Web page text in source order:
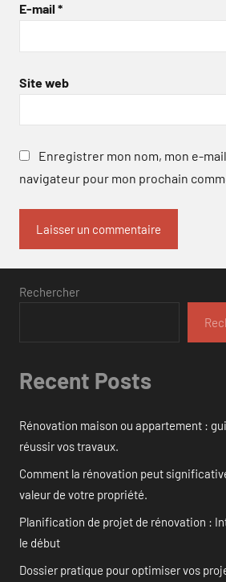
E-mail *
Site web
Enregistrer mon nom, mon e-
navigateur pour mon prochain
Rechercher
Recent Posts
Rénovation maison ou appartement :
réussir vos travaux.
Comment la rénovation peut
valeur de votre propriété.
Planification de projet de rénovation :
le début
Dossier pratique pour optimiser vos